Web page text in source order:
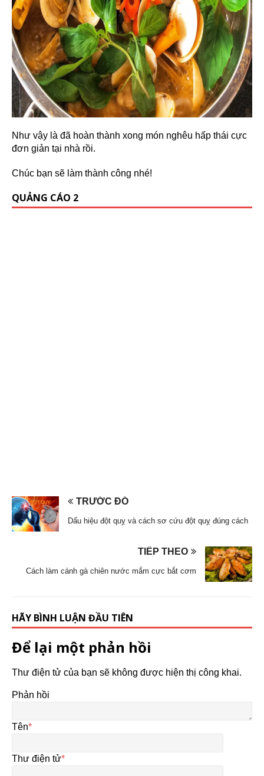
Như vậy là đã hoàn thành xong món nghêu hấp thái cực
đơn giản tại nhà rồi.
Chúc bạn sẽ làm thành công nhé!
QUẢNG CÁO 2
TRƯỚC ĐÓ
Dấu hiệu đột quỵ và cách sơ cứu đột quỵ đúng cách
TIẾP THEO
Cách làm cánh gà chiên nước mắm cực bắt cơm
HÃY BÌNH LUẬN ĐẦU TIÊN
Để lại một phản hồi
Thư điện tử của bạn sẽ không được hiện thị công khai.
Phản hồi
Tên*
Thư điện tử*